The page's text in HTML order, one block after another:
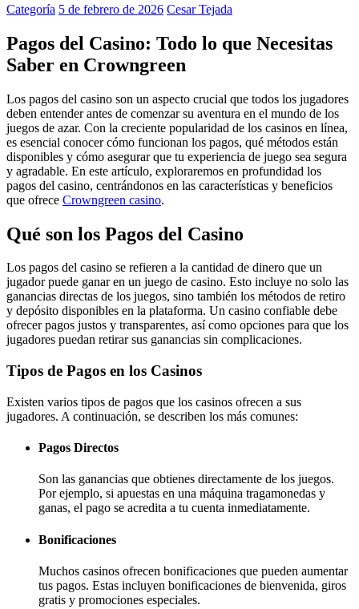
Categoría 5 de febrero de 2026 Cesar Tejada
Pagos del Casino: Todo lo que Necesitas
Saber en Crowngreen
Los pagos del casino son un aspecto crucial que todos los jugadores
deben entender antes de comenzar su aventura en el mundo de los
juegos de azar. Con la creciente popularidad de los casinos en línea,
es esencial conocer cómo funcionan los pagos, qué métodos están
disponibles y cómo asegurar que tu experiencia de juego sea segura
y agradable. En este artículo, exploraremos en profundidad los
pagos del casino, centrándonos en las características y beneficios
que ofrece Crowngreen casino.
Qué son los Pagos del Casino
Los pagos del casino se refieren a la cantidad de dinero que un
jugador puede ganar en un juego de casino. Esto incluye no solo las
ganancias directas de los juegos, sino también los métodos de retiro
y depósito disponibles en la plataforma. Un casino confiable debe
ofrecer pagos justos y transparentes, así como opciones para que los
jugadores puedan retirar sus ganancias sin complicaciones.
Tipos de Pagos en los Casinos
Existen varios tipos de pagos que los casinos ofrecen a sus
jugadores. A continuación, se describen los más comunes:
Pagos Directos
Son las ganancias que obtienes directamente de los juegos.
Por ejemplo, si apuestas en una máquina tragamonedas y
ganas, el pago se acredita a tu cuenta inmediatamente.
Bonificaciones
Muchos casinos ofrecen bonificaciones que pueden aumentar
tus pagos. Estas incluyen bonificaciones de bienvenida, giros
gratis y promociones especiales.